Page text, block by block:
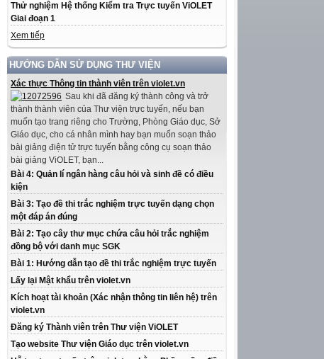
Thử nghiệm Hệ thống Kiểm tra Trực tuyến ViOLET
Giai đoạn 1
Xem tiếp
HƯỚNG DẪN SỬ DỤNG THƯ VIỆN
Xác thực Thông tin thành viên trên violet.vn
Sau khi đã đăng ký thành công và trở
thành thành viên của Thư viện trực tuyến, nếu bạn
muốn tạo trang riêng cho Trường, Phòng Giáo dục, Sở
Giáo dục, cho cá nhân mình hay bạn muốn soạn thảo
bài giảng điện tử trực tuyến bằng công cụ soạn thảo
bài giảng ViOLET, bạn...
Bài 4: Quản lí ngân hàng câu hỏi và sinh đề có điều
kiện
Bài 3: Tạo đề thi trắc nghiệm trực tuyến dạng chọn
một đáp án đúng
Bài 2: Tạo cây thư mục chứa câu hỏi trắc nghiệm
đồng bộ với danh mục SGK
Bài 1: Hướng dẫn tạo đề thi trắc nghiệm trực tuyến
Lấy lại Mật khẩu trên violet.vn
Kích hoạt tài khoản (Xác nhận thông tin liên hệ) trên
violet.vn
Đăng ký Thành viên trên Thư viện ViOLET
Tạo website Thư viện Giáo dục trên violet.vn